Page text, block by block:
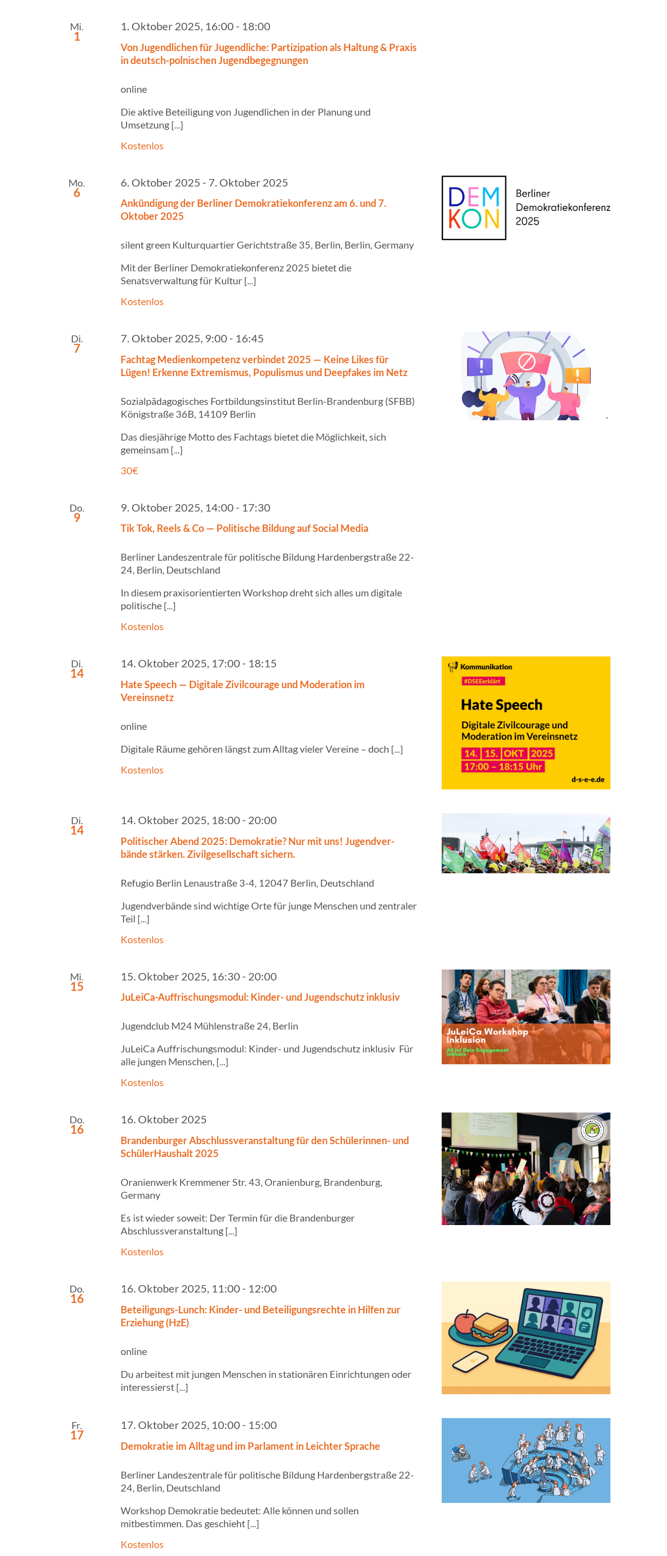
Mi.
1
Von Jugend­li­chen für Jugend­li­che: Parti­zi­pa­tion als Haltung & Praxis
in deutsch-polni­schen Jugendbegegnungen
1. Oktober 2025, 16:00 - 18:00
online
Die aktive Beteiligung von Jugendlichen in der Planung und
Umsetzung [...]
Kostenlos
Mo.
6
Ankün­di­gung der Berli­ner Demo­kra­tie­kon­fe­renz am 6. und 7.
Oktober 2025
6. Oktober 2025 - 7. Oktober 2025
silent green Kulturquartier Gerichtstraße 35, Berlin, Berlin, Germany
Mit der Berliner Demokratiekonferenz 2025 bietet die
Senatsverwaltung für Kultur [...]
Kostenlos
Di.
7
Fachtag Medi­en­kom­pe­tenz verbin­det 2025 — Keine Likes für
Lügen! Erkenne Extre­mis­mus, Popu­lis­mus und Deepf­akes im Netz
7. Oktober 2025, 9:00 - 16:45
Sozialpädagogisches Fortbildungsinstitut Berlin-Brandenburg (SFBB)
Königstraße 36B, 14109 Berlin
Das diesjährige Motto des Fachtags bietet die Möglichkeit, sich
gemeinsam [...]
30€
Do.
9
Tik Tok, Reels & Co — Poli­ti­sche Bildung auf Social Media
9. Oktober 2025, 14:00 - 17:30
Berliner Landeszentrale für politische Bildung Hardenbergstraße 22-
24, Berlin, Deutschland
In diesem praxisorientierten Workshop dreht sich alles um digitale
politische [...]
Kostenlos
Di.
14
Hate Speech — Digi­tale Zivil­cou­rage und Mode­ra­tion im
Vereinsnetz
14. Oktober 2025, 17:00 - 18:15
online
Digitale Räume gehören längst zum Alltag vieler Vereine – doch [...]
Kostenlos
Di.
14
Poli­ti­scher Abend 2025: Demo­kra­tie? Nur mit uns! Jugend­ver­
bände stärken. Zivil­ge­sell­schaft sichern.
14. Oktober 2025, 18:00 - 20:00
Refugio Berlin Lenaustraße 3-4, 12047 Berlin, Deutschland
Jugendverbände sind wichtige Orte für junge Menschen und zentraler
Teil [...]
Kostenlos
Mi.
15
JuLeiCa-Auffri­schungs­mo­dul: Kinder- und Jugend­schutz inklusiv
15. Oktober 2025, 16:30 - 20:00
Jugendclub M24 Mühlenstraße 24, Berlin
JuLeiCa Auffrischungsmodul: Kinder- und Jugendschutz inklusiv Für
alle jungen Menschen, [...]
Kostenlos
Do.
16
Bran­den­bur­ger Abschluss­ver­an­stal­tung für den Schü­le­rin­nen- und
Schü­ler­Haus­halt 2025
16. Oktober 2025
Oranienwerk Kremmener Str. 43, Oranienburg, Brandenburg,
Germany
Es ist wieder soweit: Der Termin für die Brandenburger
Abschlussveranstaltung [...]
Kostenlos
Do.
16
Betei­li­gungs-Lunch: Kinder- und Betei­li­gungs­rechte in Hilfen zur
Erzie­hung (HzE)
16. Oktober 2025, 11:00 - 12:00
online
Du arbeitest mit jungen Menschen in stationären Einrichtungen oder
interessierst [...]
Fr.
17
Demo­kra­tie im Alltag und im Parla­ment in Leich­ter Sprache
17. Oktober 2025, 10:00 - 15:00
Berliner Landeszentrale für politische Bildung Hardenbergstraße 22-
24, Berlin, Deutschland
Workshop Demokratie bedeutet: Alle können und sollen
mitbestimmen. Das geschieht [...]
Kostenlos